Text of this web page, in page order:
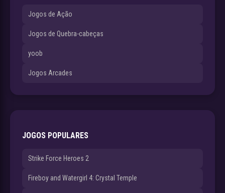
Jogos de Ação
Jogos de Quebra-cabeças
yoob
Jogos Arcades
JOGOS POPULARES
Strike Force Heroes 2
Fireboy and Watergirl 4: Crystal Temple